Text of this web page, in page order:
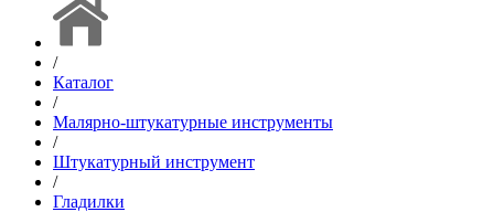
/
Каталог
/
Малярно-штукатурные инструменты
/
Штукатурный инструмент
/
Гладилки